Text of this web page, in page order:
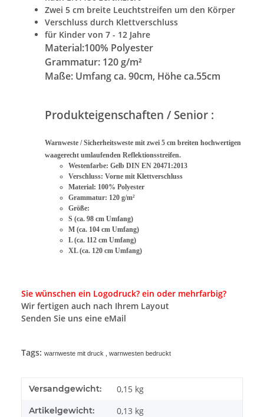
Zwei 5 cm breite Leuchtstreifen um den Körper
Verschluss durch Klettverschluss
für Kinder von 7 - 12 Jahre
Material:100% Polyester
Grammatur: 120 g/m²
Maße: Umfang ca. 90cm, Höhe ca.55cm
Produkteigenschaften / Senior :
Warnweste / Sicherheitsweste mit zwei 5 cm breiten hochwertigen
waagerecht umlaufenden Reflektionsstreifen.
Westenfarbe: Gelb DIN EN 20471:2013
Verschluss: Vorne mit Klettverschluss
Material: 100% Polyester
Grammatur: 120 g/m²
Größe:
S (ca. 98 cm Umfang)
M (ca. 104 cm Umfang)
L (ca. 112 cm Umfang)
XL (ca. 120 cm Umfang)
Sie wünschen ein Logodruck? ein oder mehrfarbig?
Wir fertigen auch nach Ihrem Layout
Senden Sie uns eine eMail
Tags: warnweste mit druck , warnwesten bedruckt
Versandgewicht: 0,15 kg
Artikelgewicht: 0,13 kg